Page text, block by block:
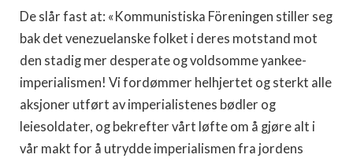
De slår fast at: «Kommunistiska Föreningen stiller seg
bak det venezuelanske folket i deres motstand mot
den stadig mer desperate og voldsomme yankee-
imperialismen! Vi fordømmer helhjertet og sterkt alle
aksjoner utført av imperialistenes bødler og
leiesoldater, og bekrefter vårt løfte om å gjøre alt i
vår makt for å utrydde imperialismen fra jordens